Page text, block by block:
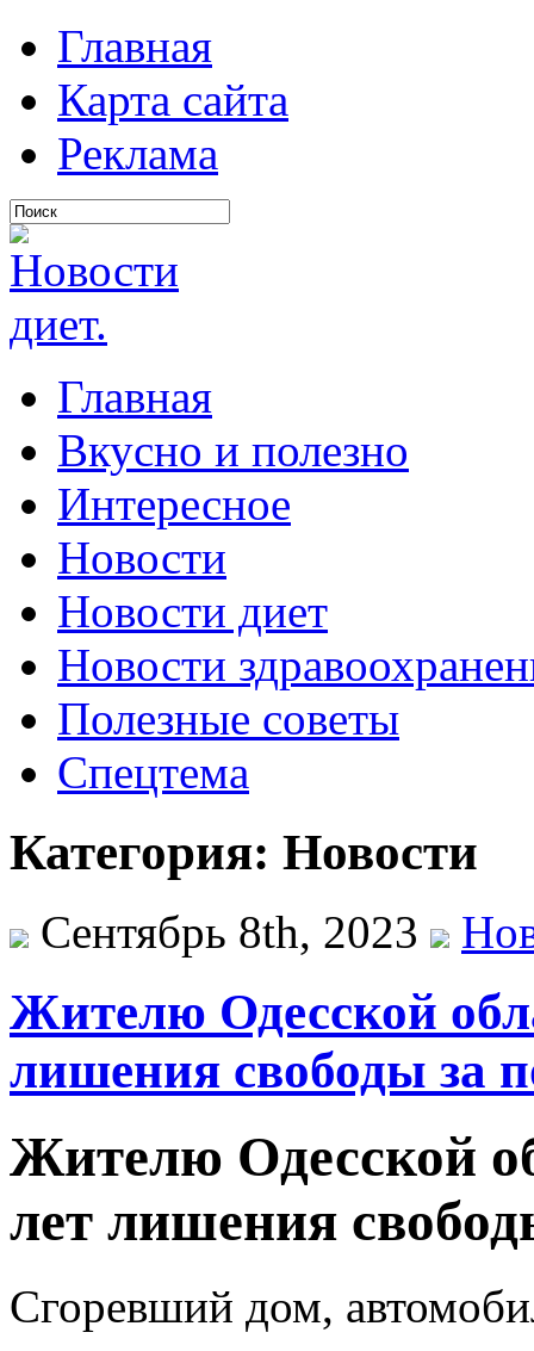
Главная
Карта сайта
Реклама
Главная
Вкусно и полезно
Интересное
Новости
Новости диет
Новости
Полезные советы
Спецтема
Категория: Новости
Сентябрь 8th, 2023
Жителю Одесской
лишения свободы за
Жителю Одесской
лет лишения
Сгоревший дом,